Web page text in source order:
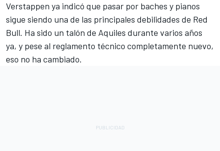
Verstappen ya indicó que pasar por baches y pianos
sigue siendo una de las principales debilidades de Red
Bull. Ha sido un talón de Aquiles durante varios años
ya, y pese al reglamento técnico completamente nuevo,
eso no ha cambiado.